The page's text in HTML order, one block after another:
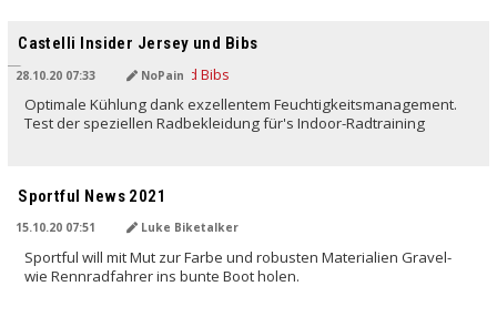
Castelli Insider Jersey und Bibs
28.10.20 07:33 NoPain
Optimale Kühlung dank exzellentem Feuchtigkeitsmanagement.
Test der speziellen Radbekleidung für's Indoor-Radtraining
Sportful News 2021
15.10.20 07:51 Luke Biketalker
Sportful will mit Mut zur Farbe und robusten Materialien Gravel-
wie Rennradfahrer ins bunte Boot holen.